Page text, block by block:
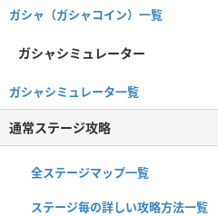
ガシャ（ガシャコイン）一覧
ガシャシミュレーター
ガシャシミュレータ一覧
通常ステージ攻略
全ステージマップ一覧
ステージ毎の詳しい攻略方法一覧